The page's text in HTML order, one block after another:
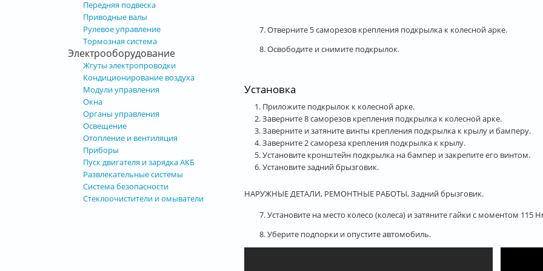
7. Отверните 5 саморезов крепления подкрылка к колесной арке.
8. Освободите и снимите подкрылок.
Установка
Приложите подкрылок к колесной арке.
Заверните 8 саморезов крепления подкрылка к колесной арке.
Заверните и затяните винты крепления подкрылка к крылу и бамперу.
Заверните 2 самореза крепления подкрылка к крылу.
Установите кронштейн подкрылка на бампер и закрепите его винтом.
Установите задний брызговик.
НАРУЖНЫЕ ДЕТАЛИ, РЕМОНТНЫЕ РАБОТЫ, Задний брызговик.
7. Установите на место колесо (колеса) и затяните гайки с моментом 115
8. Уберите подпорки и опустите автомобиль.
Передняя подвеска
Приводные валы
Рулевое управление
Тормозная система
Электрооборудование
Жгуты электропроводки
Кондиционирование воздуха
Модули управления
Окна
Органы управления
Освещение
Отопление и вентиляция
Приборы
Пуск двигателя и зарядка АКБ
Развлекательные системы
Система безопасности
Стеклоочистители и омыватели